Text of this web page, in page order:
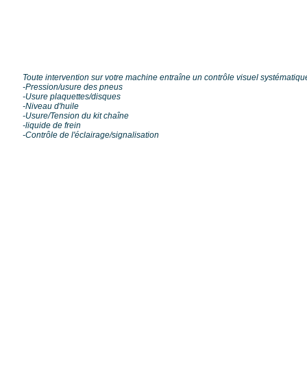
Toute intervention sur votre machine entraîne un contrôle visuel
-Pression/usure des pneus
-Usure plaquettes/disques
-Niveau d'huile
-Usure/Tension du kit chaîne
-liquide de frein
-Contrôle de l'éclairage/signalisation